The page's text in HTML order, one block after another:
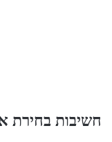
חשיבות בחירת